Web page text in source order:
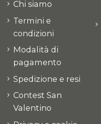
Chi siamo
Termini e
condizioni
Modalità di
pagamento
Spedizione e resi
Contest San
Valentino